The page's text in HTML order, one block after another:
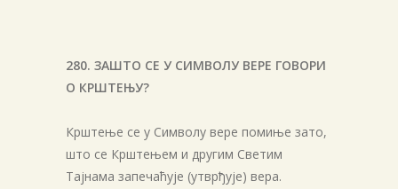
280. ЗАШТО СЕ У СИМВОЛУ ВЕРЕ ГОВОРИ
О КРШТЕЊУ?
Крштење се у Символу вере помиње зато,
што се Крштењем и другим Светим
Тајнама запечаћује (утврђује) вера.